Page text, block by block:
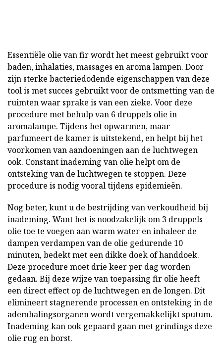
Essentiële olie van fir wordt het meest gebruikt voor
baden, inhalaties, massages en aroma lampen. Door
zijn sterke bacteriedodende eigenschappen van deze
tool is met succes gebruikt voor de ontsmetting van de
ruimten waar sprake is van een zieke. Voor deze
procedure met behulp van 6 druppels olie in
aromalampe. Tijdens het opwarmen, maar
parfumeert de kamer is uitstekend, en helpt bij het
voorkomen van aandoeningen aan de luchtwegen
ook. Constant inademing van olie helpt om de
ontsteking van de luchtwegen te stoppen. Deze
procedure is nodig vooral tijdens epidemieën.
Nog beter, kunt u de bestrijding van verkoudheid bij
inademing. Want het is noodzakelijk om 3 druppels
olie toe te voegen aan warm water en inhaleer de
dampen verdampen van de olie gedurende 10
minuten, bedekt met een dikke doek of handdoek.
Deze procedure moet drie keer per dag worden
gedaan. Bij deze wijze van toepassing fir olie heeft
een direct effect op de luchtwegen en de longen. Dit
elimineert stagnerende processen en ontsteking in de
ademhalingsorganen wordt vergemakkelijkt sputum.
Inademing kan ook gepaard gaan met grindings deze
olie rug en borst.